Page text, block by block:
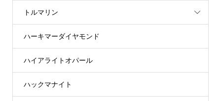
トルマリン
ハーキマーダイヤモンド
ハイアライトオパール
ハックマナイト